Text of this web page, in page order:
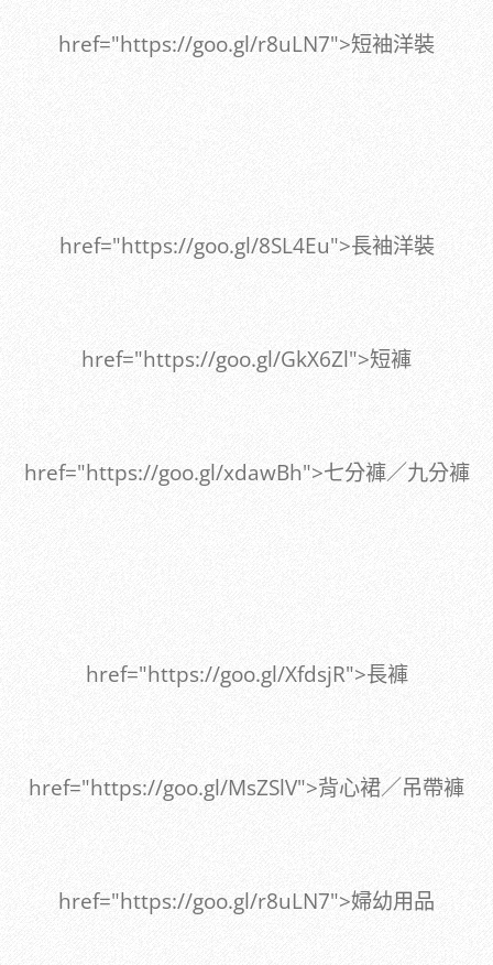
href="https://goo.gl/r8uLN7">短袖洋裝
href="https://goo.gl/8SL4Eu">長袖洋裝
href="https://goo.gl/GkX6Zl">短褲
href="https://goo.gl/xdawBh">七分褲／九分褲
href="https://goo.gl/XfdsjR">長褲
href="https://goo.gl/MsZSlV">背心裙／吊帶褲
href="https://goo.gl/r8uLN7">婦幼用品